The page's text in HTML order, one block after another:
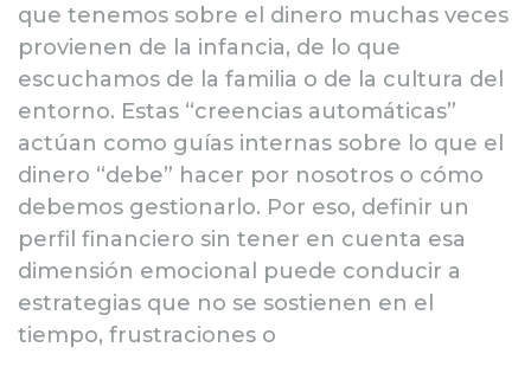
que tenemos sobre el dinero muchas veces
provienen de la infancia, de lo que
escuchamos de la familia o de la cultura del
entorno. Estas “creencias automáticas”
actúan como guías internas sobre lo que el
dinero “debe” hacer por nosotros o cómo
debemos gestionarlo. Por eso, definir un
perfil financiero sin tener en cuenta esa
dimensión emocional puede conducir a
estrategias que no se sostienen en el
tiempo, frustraciones o